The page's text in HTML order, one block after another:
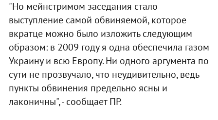
"Но мейнстримом заседания стало
выступление самой обвиняемой, которое
вкратце можно было изложить следующим
образом: в 2009 году я одна обеспечила газом
Украину и всю Европу. Ни одного аргумента по
сути не прозвучало, что неудивительно, ведь
пункты обвинения предельно ясны и
лаконичны", - сообщает ПР.